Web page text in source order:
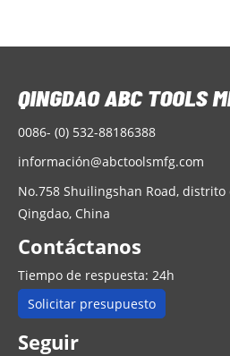
0086- (0) 532-88186388
información@abctoolsmfg.com
No.758 Shuilingshan Road, distrito
Qingdao, China
Contáctanos
Tiempo de respuesta: 24h
Solicitar presupuesto
Seguir